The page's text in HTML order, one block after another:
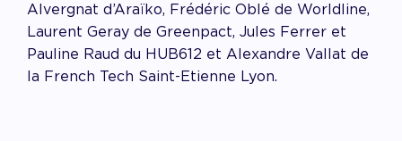
Alvergnat d’Araïko, Frédéric Oblé de Worldline,
Laurent Geray de Greenpact, Jules Ferrer et
Pauline Raud du HUB612 et Alexandre Vallat de
la French Tech Saint-Etienne Lyon.